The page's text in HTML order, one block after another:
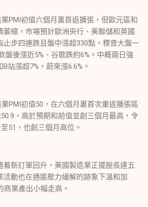
PMI初值六個月裏首返擴張，但歐元區和
萎縮，市場預計歐洲央行、美聯儲和英國
止步四連跌且盤中漲超330點，標普大盤一
盤後漲近5%、谷歌跌約6%。中概兩日強
站漲超7%，蔚來漲6.6%。
PMI初值50，在六個月裏首次重返擴張區
，高於預期和前值並創三個月最高，令
51，也創三個月高位。
着新訂單回升，美國製造業正擺脫長達五
活動也在通脹壓力緩解的跡象下溫和加
業產出小幅走高。